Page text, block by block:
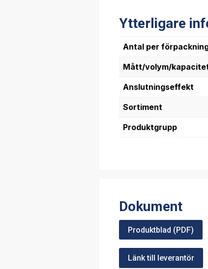
Ytterligare
Antal per
Mått/volym/
Anslutningseffekt
Sortiment
Produktgrupp
Dokument
Produktblad (PDF)
Länk till leverantör